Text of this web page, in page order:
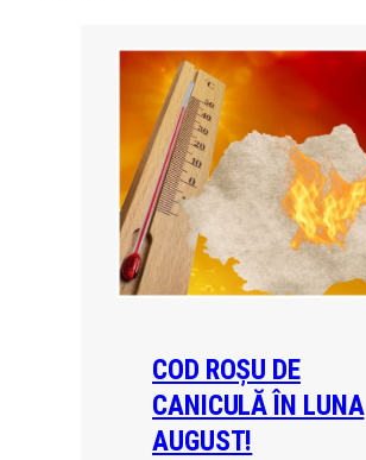
COD ROȘU DE
CANICULĂ ÎN LUNA
AUGUST!